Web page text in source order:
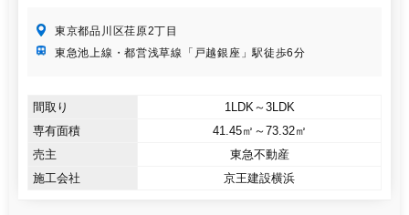
東京都品川区荏原2丁目
東急池上線・都営浅草線「戸越銀座」駅徒歩6分
間取り
1LDK～3LDK
専有面積
41.45㎡～73.32㎡
売主
東急不動産
施工会社
京王建設横浜